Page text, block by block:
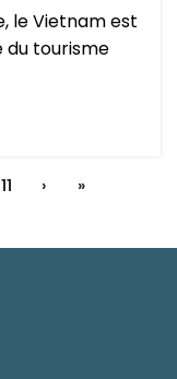
le Vietnam est
tourisme
11 › »